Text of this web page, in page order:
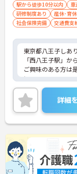
駅から徒歩10分以内 車
研修制度あり
産休･育
社会保険完備
交通費支
東京都八王子しあ
「西八王子駅」か
ご興味のある方は
い。
詳細